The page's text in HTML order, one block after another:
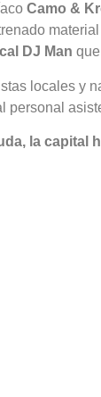
Camo &
DJ Man
locales y
personal
la capital